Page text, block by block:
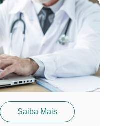
Saiba Mais